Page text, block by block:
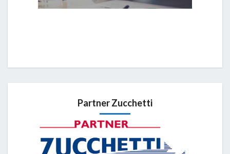
Partner Zucchetti